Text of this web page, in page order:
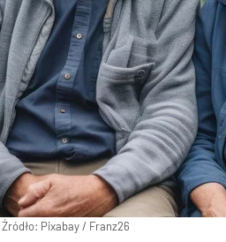
Źródło: Pixabay/ Franz26